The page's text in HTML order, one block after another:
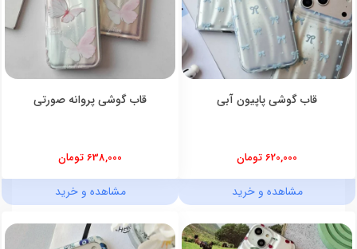
قاب گوشی پاپیون آبی
620,000 تومان
مشاهده و خرید
قاب گوشی پروانه صورتی
638,000 تومان
مشاهده و خرید